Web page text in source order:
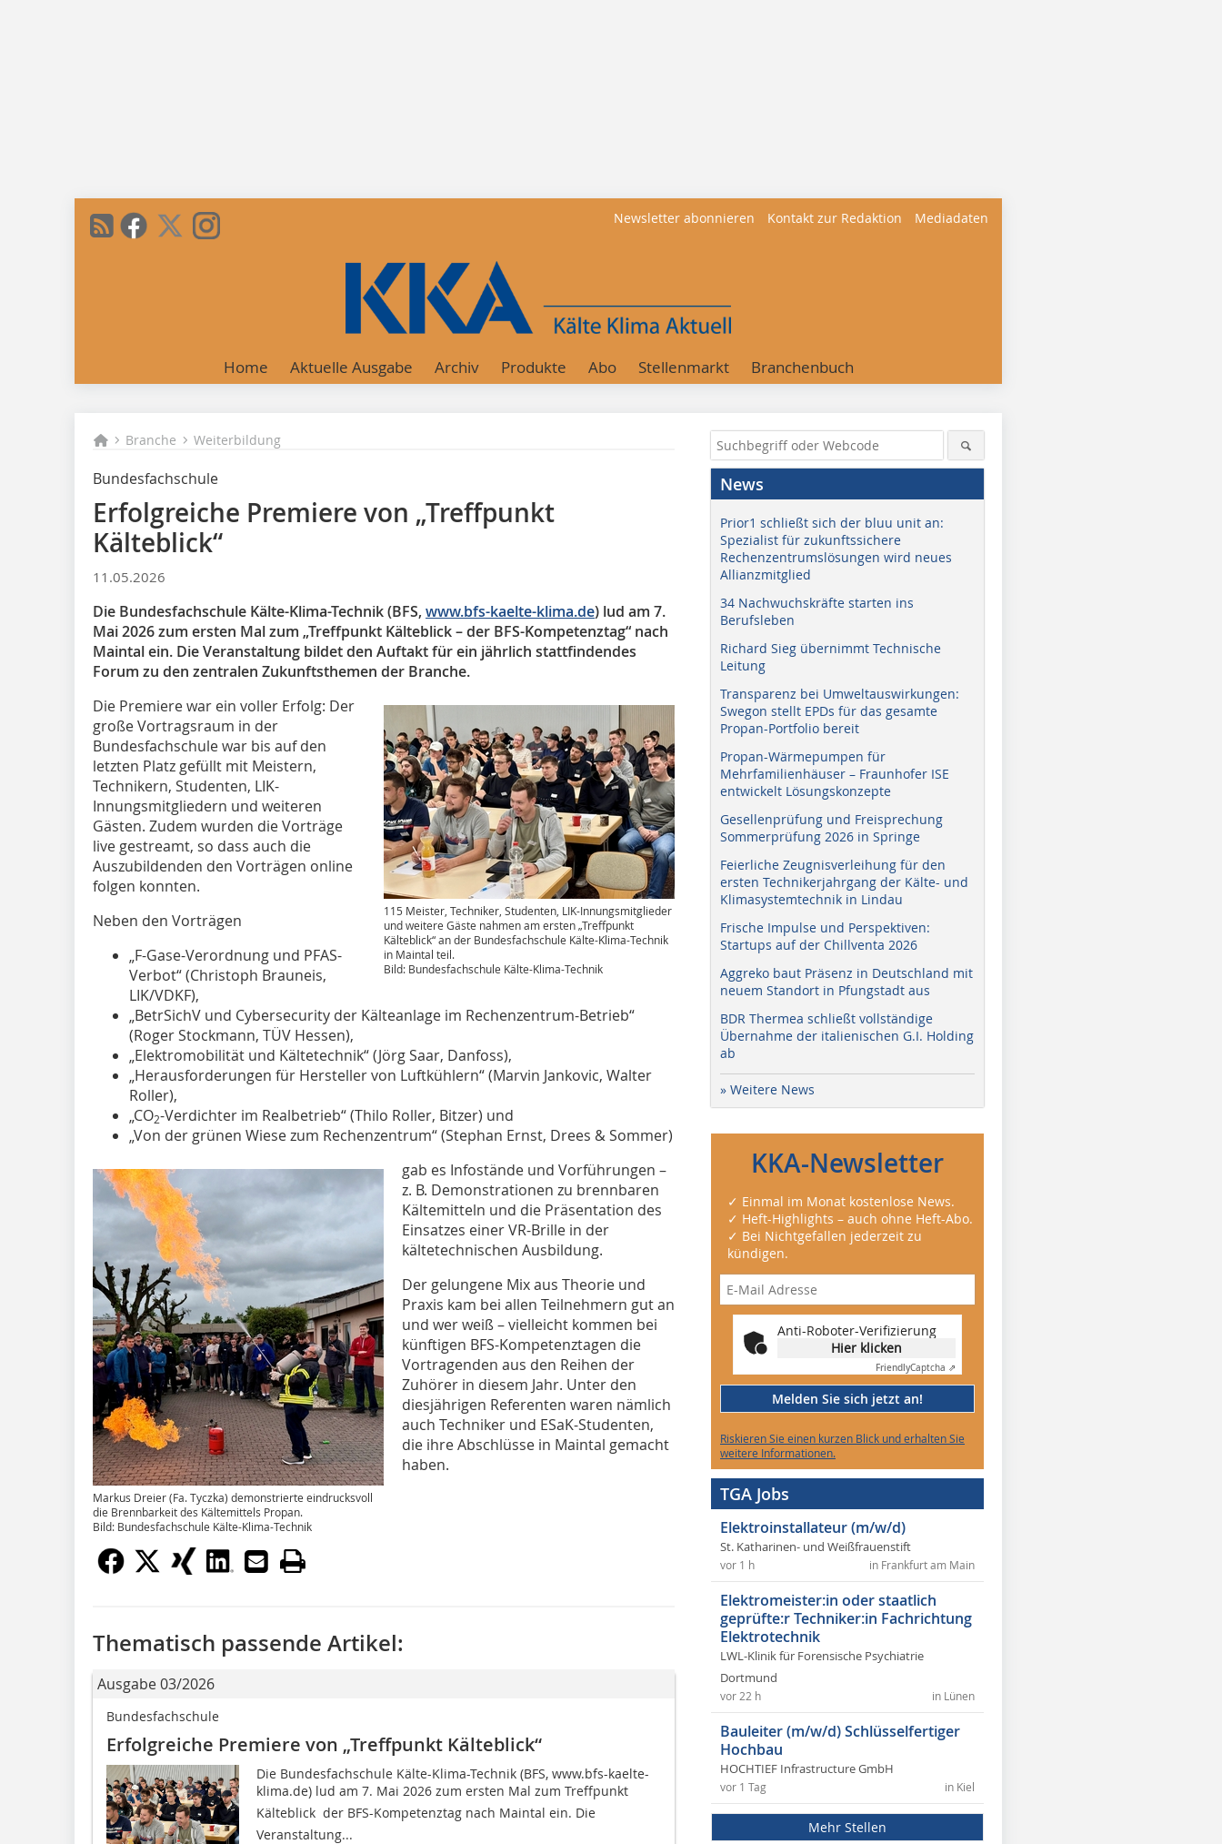
Newsletter abonnieren Kontakt zur Redaktion Mediadaten
Home Aktuelle Ausgabe Archiv Produkte Abo Stellenmarkt Branchenbuch
Branche Weiterbildung
Bundesfachschule
Erfolgreiche Premiere von „Treffpunkt
Kälteblick“
11.05.2026
Die Bundesfachschule Kälte-Klima-Technik (BFS, www.bfs-kaelte-klima.de) lud am 7.
Mai 2026 zum ersten Mal zum „Treffpunkt Kälteblick – der BFS-Kompetenztag“ nach
Maintal ein. Die Veranstaltung bildet den Auftakt für ein jährlich stattfindendes
Forum zu den zentralen Zukunftsthemen der Branche.
115 Meister, Techniker, Studenten, LIK-Innungsmitglieder
und weitere Gäste nahmen am ersten „Treffpunkt
Kälteblick“ an der Bundesfachschule Kälte-Klima-Technik
in Maintal teil.
Bild: Bundesfachschule Kälte-Klima-Technik
Die Premiere war ein voller Erfolg: Der
große Vortragsraum in der
Bundesfachschule war bis auf den
letzten Platz gefüllt mit Meistern,
Technikern, Studenten, LIK-
Innungsmitgliedern und weiteren
Gästen. Zudem wurden die Vorträge
live gestreamt, so dass auch die
Auszubildenden den Vorträgen online
folgen konnten.
Neben den Vorträgen
„F-Gase-Verordnung und PFAS-
Verbot“ (Christoph Brauneis,
LIK/VDKF),
„BetrSichV und Cybersecurity der Kälteanlage im Rechenzentrum-Betrieb“
(Roger Stockmann, TÜV Hessen),
„Elektromobilität und Kältetechnik“ (Jörg Saar, Danfoss),
„Herausforderungen für Hersteller von Luftkühlern“ (Marvin Jankovic, Walter
Roller),
„CO2-Verdichter im Realbetrieb“ (Thilo Roller, Bitzer) und
„Von der grünen Wiese zum Rechenzentrum“ (Stephan Ernst, Drees & Sommer)
Markus Dreier (Fa. Tyczka) demonstrierte eindrucksvoll
die Brennbarkeit des Kältemittels Propan.
Bild: Bundesfachschule Kälte-Klima-Technik
gab es Infostände und Vorführungen –
z. B. Demonstrationen zu brennbaren
Kältemitteln und die Präsentation des
Einsatzes einer VR-Brille in der
kältetechnischen Ausbildung.
Der gelungene Mix aus Theorie und
Praxis kam bei allen Teilnehmern gut an
und wer weiß – vielleicht kommen bei
künftigen BFS-Kompetenztagen die
Vortragenden aus den Reihen der
Zuhörer in diesem Jahr. Unter den
diesjährigen Referenten waren nämlich
auch Techniker und ESaK-Studenten,
die ihre Abschlüsse in Maintal gemacht
haben.
Thematisch passende Artikel:
Ausgabe 03/2026
Bundesfachschule
Erfolgreiche Premiere von „Treffpunkt Kälteblick“
Die Bundesfachschule Kälte-Klima-Technik (BFS, www.bfs-kaelte-
klima.de) lud am 7. Mai 2026 zum ersten Mal zum Treffpunkt
Kälteblick  der BFS-Kompetenztag nach Maintal ein. Die
Veranstaltung...
News
Prior1 schließt sich der bluu unit an:
Spezialist für zukunftssichere
Rechenzentrumslösungen wird neues
Allianzmitglied
34 Nachwuchskräfte starten ins
Berufsleben
Richard Sieg übernimmt Technische
Leitung
Transparenz bei Umweltauswirkungen:
Swegon stellt EPDs für das gesamte
Propan-Portfolio bereit
Propan-Wärmepumpen für
Mehrfamilienhäuser – Fraunhofer ISE
entwickelt Lösungskonzepte
Gesellenprüfung und Freisprechung
Sommerprüfung 2026 in Springe
Feierliche Zeugnisverleihung für den
ersten Technikerjahrgang der Kälte- und
Klimasystemtechnik in Lindau
Frische Impulse und Perspektiven:
Startups auf der Chillventa 2026
Aggreko baut Präsenz in Deutschland mit
neuem Standort in Pfungstadt aus
BDR Thermea schließt vollständige
Übernahme der italienischen G.I. Holding
ab
» Weitere News
KKA-Newsletter
✓ Einmal im Monat kostenlose News.
✓ Heft-Highlights – auch ohne Heft-Abo.
✓ Bei Nichtgefallen jederzeit zu
kündigen.
Anti-Roboter-Verifizierung
Hier klicken
FriendlyCaptcha ⇗
Melden Sie sich jetzt an!
Riskieren Sie einen kurzen Blick und erhalten Sie
weitere Informationen.
TGA Jobs
Elektroinstallateur (m/w/d)
St. Katharinen- und Weißfrauenstift
in Frankfurt am Main
vor 1 h
Elektromeister:in oder staatlich
geprüfte:r Techniker:in Fachrichtung
Elektrotechnik
LWL-Klinik für Forensische Psychiatrie
Dortmund
in Lünen
vor 22 h
Bauleiter (m/w/d) Schlüsselfertiger
Hochbau
HOCHTIEF Infrastructure GmbH
in Kiel
vor 1 Tag
Mehr Stellen